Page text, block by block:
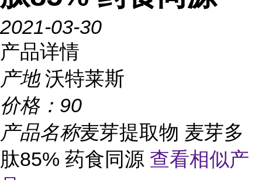
2021-03-30
产品详情
产地 沃特莱斯
价格： 90
产品名称麦芽提取物 麦芽多
肽85% 药食同源 查看相似产